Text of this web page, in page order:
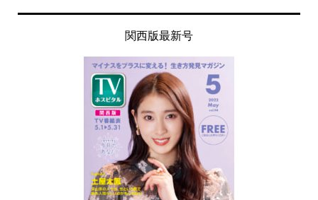
関西版最新号